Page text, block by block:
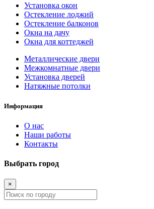
Установка окон
Остекление лоджий
Остекление балконов
Окна на дачу
Окна для коттеджей
Металлические двери
Межкомнатные двери
Установка дверей
Натяжные потолки
Информация
О нас
Наши работы
Контакты
Выбрать город
×